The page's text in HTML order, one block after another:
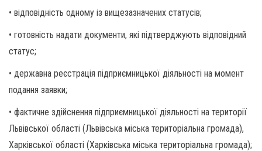
• відповідність одному із вищезазначених статусів;
• готовність надати документи, які підтверджують відповідний
статус;
• державна реєстрація підприємницької діяльності на момент
подання заявки;
• фактичне здійснення підприємницької діяльності на території
Львівської області (Львівська міська територіальна громада),
Харківської області (Харківська міська територіальна громада);